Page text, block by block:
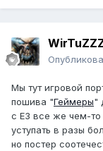
Мы тут игровой
пошива "Геймеры"
с Е3 все же чем-то
уступать в разы
но постер